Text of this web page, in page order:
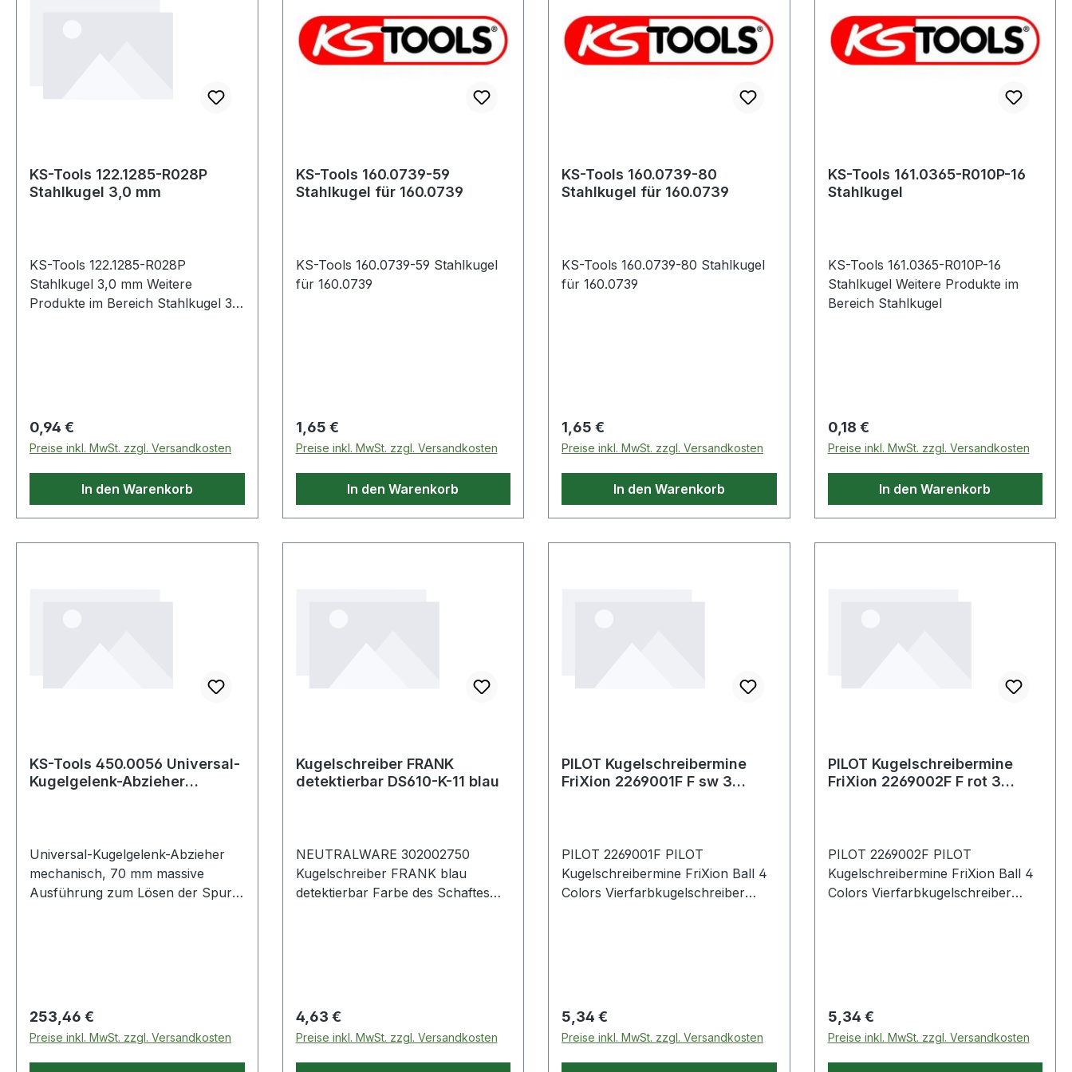
Ausbau der Kugelgelenke oder
dem Ausdrücken der
Spurstangenköpfe.EIGENSCHAFT
KS-Tools 122.1285-R028P
Stahlkugel 3,0 mm
KS-Tools 122.1285-R028P
Stahlkugel 3,0 mm Weitere
Produkte im Bereich Stahlkugel 3,0
Regulärer Preis:
0,94 €
Preise inkl. MwSt. zzgl. Versandkosten
In den Warenkorb
KS-Tools 160.0739-59
Stahlkugel für 160.0739
KS-Tools 160.0739-59 Stahlkugel
für 160.0739
Regulärer Preis:
1,65 €
Preise inkl. MwSt. zzgl. Versandkosten
In den Warenkorb
KS-Tools 160.0739-80
Stahlkugel für 160.0739
KS-Tools 160.0739-80 Stahlkugel
für 160.0739
Regulärer Preis:
1,65 €
Preise inkl. MwSt. zzgl. Versandkosten
In den Warenkorb
KS-Tools 161.0365-R010P-16
Stahlkugel
KS-Tools 161.0365-R010P-16
Stahlkugel Weitere Produkte im
Bereich Stahlkugel
Regulärer Preis:
0,18 €
Preise inkl. MwSt. zzgl. Versandkosten
In den Warenkorb
KS-Tools 450.0056 Universal-
Kugelgelenk-Abzieher
Universal-Kugelgelenk-Abzieher
mechanisch, 70 mm massive
Ausführung zum Lösen der Spur-
Regulärer Preis:
253,46 €
Preise inkl. MwSt. zzgl. Versandkosten
Kugelschreiber FRANK
detektierbar DS610-K-11 blau
NEUTRALWARE 302002750
Kugelschreiber FRANK blau
detektierbar Farbe des Schaftes
FDA.
Regulärer Preis:
4,63 €
Preise inkl. MwSt. zzgl. Versandkosten
PILOT Kugelschreibermine
FriXion 2269001F F sw 3
PILOT 2269001F PILOT
Kugelschreibermine FriXion Ball 4
Colors Vierfarbkugelschreiber
des Stiftes und der erzeugten
Reibungswärme (ab ca. 60° C)
kann das Geschriebene
Regulärer Preis:
5,34 €
Preise inkl. MwSt. zzgl. Versandkosten
PILOT Kugelschreibermine
FriXion 2269002F F rot 3
PILOT 2269002F PILOT
Kugelschreibermine FriXion Ball 4
Colors Vierfarbkugelschreiber
des Stiftes und der erzeugten
Reibungswärme (ab ca. 60° C)
kann das Geschriebene
Regulärer Preis:
5,34 €
Preise inkl. MwSt. zzgl. Versandkosten